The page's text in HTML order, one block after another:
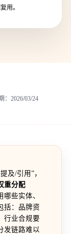
用。
： 2026/03/24
及/引用”，
重分配
些实体、
括：品牌资
行业合规要
发链路难以